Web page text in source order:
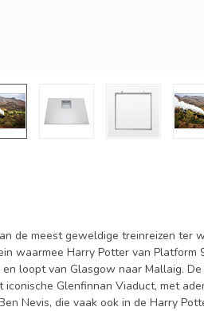
de meest geweldige treinreizen ter
waarmee Harry Potter van
loopt van Glasgow naar Mallaig.
Glenfinnan Viaduct, met
Nevis, die vaak ook in de Harry